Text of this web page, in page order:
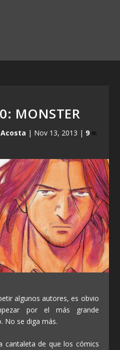
MONSTER
| Nov 13, 2013 | 9
algunos autores, es obvio
por el más grande
No se diga más.
cantaleta de que los cómics